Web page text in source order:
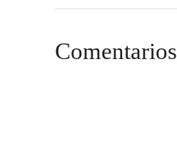
Comentarios